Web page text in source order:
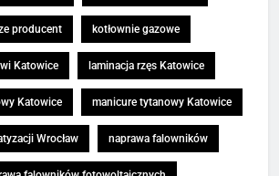
producent kotłownie gazowe
Katowice laminacja rzęs Katowice
Katowice manicure tytanowy Katowice
Wrocław naprawa falowników